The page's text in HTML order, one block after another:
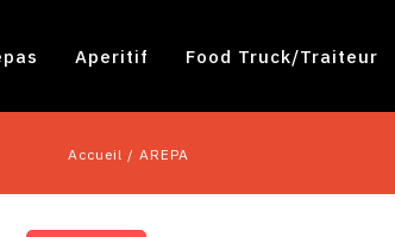
Aperitif Food Truck/traiteur
Accueil AREPA